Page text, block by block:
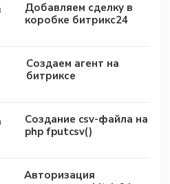
Добавляем сделку в
коробке битрикс24
Создаем агент на
битриксе
Создание csv-файла на
php fputcsv()
Авторизация